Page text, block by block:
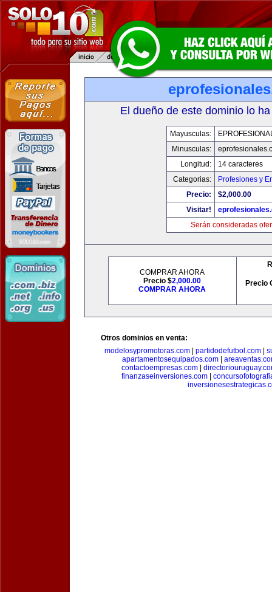
El dueño de este dominio lo
Mayusculas:
Minusculas:
Longitud:
14 caracteres
Categorias:
Profesiones y
Precio:
$2,000.00
Visitar!
Serán consideradas
COMPRAR AHORA
Precio $2,000.00
COMPRAR AHORA
Precio
Otros dominios en venta:
modelosypromotoras.com| partidodefutbol.com|
apartamentosequipados.com|
contactoempresas.com
finanzaseinversiones.com